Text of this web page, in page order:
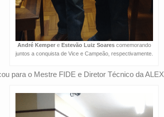
André Kempere Estevão Luiz Soarescomemorando
juntos a conquista de Vice e Campeão, respectivamente.
para o Mestre FIDE e Diretor Técnico da ALEX